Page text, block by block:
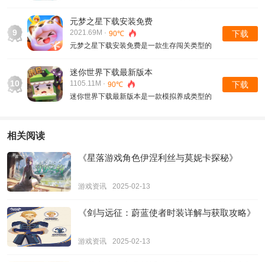
内容也都是非常精彩的，随时可以选择不同的
角色来进行闯关冒险的，里面的游戏对抗和不
同的最新道具搭配冒险起来的
9
元梦之星下载安装免费
2021.69M · 90℃
元梦之星下载安装免费是一款生存闯关类型的
险道具也可以随时来进行战斗的，更新享受闯
关冒险关卡也都是可以随时来进行兑换的，更
多的技能和攻击方式也随时可以对战趣味体验
下载
10
迷你世界下载最新版本
1105.11M · 90℃
迷你世界下载最新版本是一款模拟养成类型的
也都是非常丰富的，
下载
相关阅读
《星落游戏角色伊涅利丝与莫妮卡探秘》
游戏资讯 2025-02-13
《剑与远征：蔚蓝使者时装详解与获取攻略》
游戏资讯 2025-02-13